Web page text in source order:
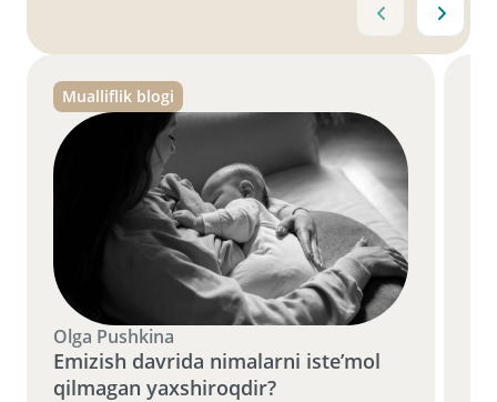
Mualliflik blogi
Olga Pushkina
Emizish davrida nimalarni iste’mol
qilmagan yaxshiroqdir?